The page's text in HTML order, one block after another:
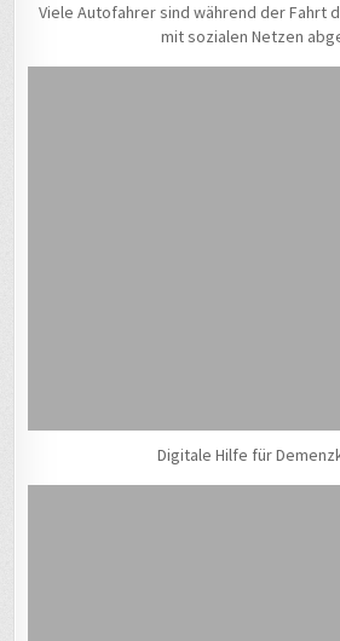
Viele Autofahrer sind während der Fahrt
mit sozialen Netzen
Digitale Hilfe für